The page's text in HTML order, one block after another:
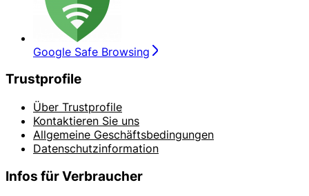
Google Safe Browsing
Trustprofile
Über Trustprofile
Kontaktieren Sie uns
Allgemeine Geschäftsbedingungen
Datenschutzinformation
Infos für Verbraucher